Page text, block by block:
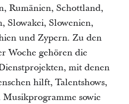
Rumänien, Schottland,
Slowakei, Slowenien,
und Zypern. Zu den
Woche gehören die
mit denen
hilft, Talentshows,
sowie